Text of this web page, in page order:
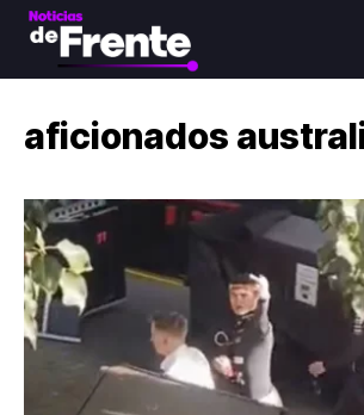
aficionados